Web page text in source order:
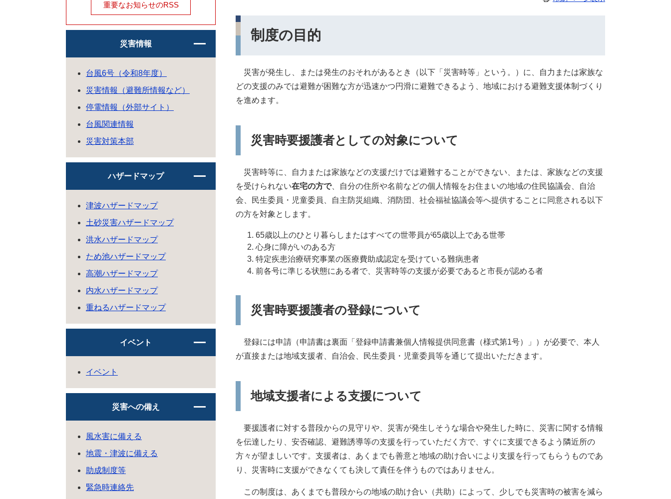
制度の目的
災害が発生し、または発生のおそれがあるとき（以下「災害時等」という。）に、自力または家族な
どの支援のみでは避難が困難な方が迅速かつ円滑に避難できるよう、地域における避難支援体制づくり
を進めます。
災害時要援護者としての対象について
災害時等に、自力または家族などの支援だけでは避難することができない、または、家族などの支援
を受けられない在宅の方で、自分の住所や名前などの個人情報をお住まいの地域の住民協議会、自治
会、民生委員・児童委員、自主防災組織、消防団、社会福祉協議会等へ提供することに同意される以下
の方を対象とします。
65歳以上のひとり暮らしまたはすべての世帯員が65歳以上である世帯
心身に障がいのある方
特定疾患治療研究事業の医療費助成認定を受けている難病患者
前各号に準じる状態にある者で、災害時等の支援が必要であると市長が認める者
災害時要援護者の登録について
登録には申請（申請書は裏面「登録申請書兼個人情報提供同意書（様式第1号）」）が必要で、本人
が直接または地域支援者、自治会、民生委員・児童委員等を通じて提出いただきます。
地域支援者による支援について
要援護者に対する普段からの見守りや、災害が発生しそうな場合や発生した時に、災害に関する情報
を伝達したり、安否確認、避難誘導等の支援を行っていただく方で、すぐに支援できるよう隣近所の
方々が望ましいです。支援者は、あくまでも善意と地域の助け合いにより支援を行ってもらうものであ
り、災害時に支援ができなくても決して責任を伴うものではありません。
この制度は、あくまでも普段からの地域の助け合い（共助）によって、少しでも災害時の被害を減ら
重要なお知らせのRSS
災害情報
台風6号（令和8年度）
災害情報（避難所情報など）
停電情報（外部サイト）
台風関連情報
災害対策本部
ハザードマップ
津波ハザードマップ
土砂災害ハザードマップ
洪水ハザードマップ
ため池ハザードマップ
高潮ハザードマップ
内水ハザードマップ
重ねるハザードマップ
イベント
イベント
災害への備え
風水害に備える
地震・津波に備える
助成制度等
緊急時連絡先